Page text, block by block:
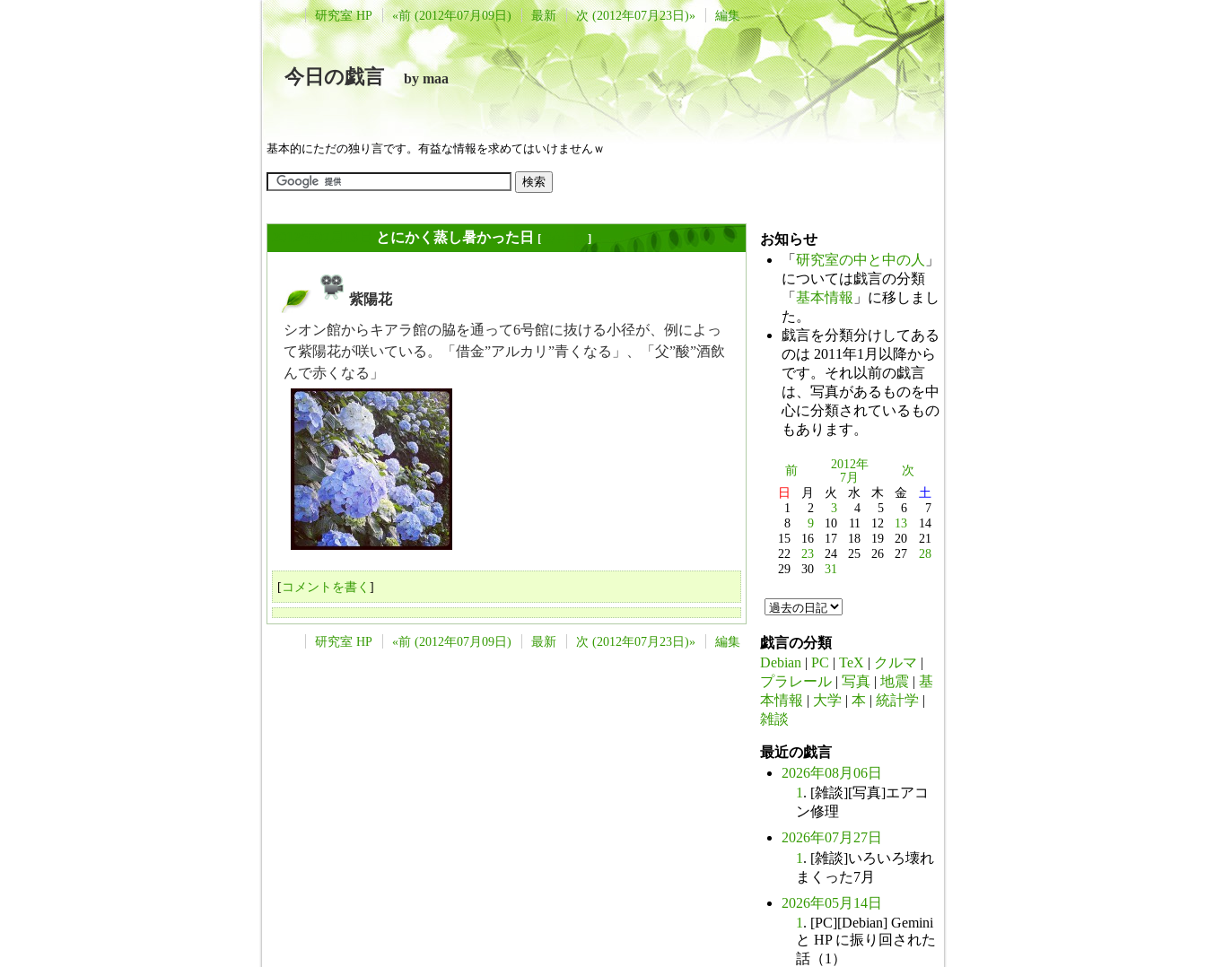
研究室 HP «前 (2012年07月09日) 最新 次 (2012年07月23日)» 編集
今日の戯言by maa
基本的にただの独り言です。有益な情報を求めてはいけませんｗ
とにかく蒸し暑かった日 [ ]
紫陽花
シオン館からキアラ館の脇を通って6号館に抜ける小径が、例によっ
て紫陽花が咲いている。「借金”アルカリ”青くなる」、「父”酸”酒飲
んで赤くなる」
[コメントを書く ]
研究室 HP «前 (2012年07月09日) 最新 次 (2012年07月23日)» 編集
お知らせ
「 研究室の中と中の人 」
については戯言の分類
「 基本情報 」に移しまし
た。
戯言を分類分けしてある
のは 2011年1月以降から
です。それ以前の戯言
は、写真があるものを中
心に分類されているもの
もあります。
前
2012年
7月
次
日
月 火 水 木 金
土
1
2 3 4 5 6
7
8
9 10 11 12 13
14
15
16 17 18 19 20
21
22
23 24 25 26 27
28
29
30 31
戯言の分類
Debian | PC | TeX | クルマ |
プラレール | 写真 | 地震 | 基
本情報 | 大学 | 本 | 統計学 |
雑談
最近の戯言
2026年08月06日
1 . [雑談][写真]エアコ
ン修理
2026年07月27日
1 . [雑談]いろいろ壊れ
まくった7月
2026年05月14日
1 . [PC][Debian] Gemini
と HP に振り回された
話（1）